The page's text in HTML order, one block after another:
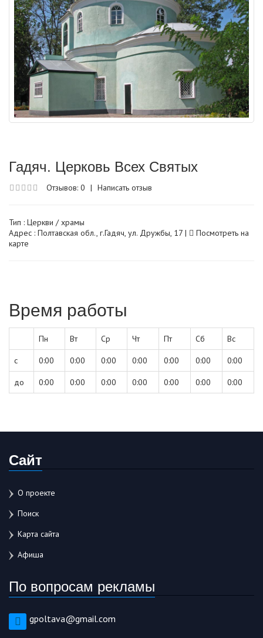
Гадяч. Церковь Всех Святых
Отзывов: 0 | Написать отзыв
Тип : Церкви / храмы
Адрес : Полтавская обл., г.Гадяч, ул. Дружбы, 17 |
Посмотреть на
карте
Время работы
Пн Вт Ср Чт Пт Сб Вс
с 0:00 0:00 0:00 0:00 0:00 0:00 0:00
до 0:00 0:00 0:00 0:00 0:00 0:00 0:00
Сайт
О проекте
Поиск
Карта сайта
Афиша
По вопросам рекламы
gpoltava@gmail.com